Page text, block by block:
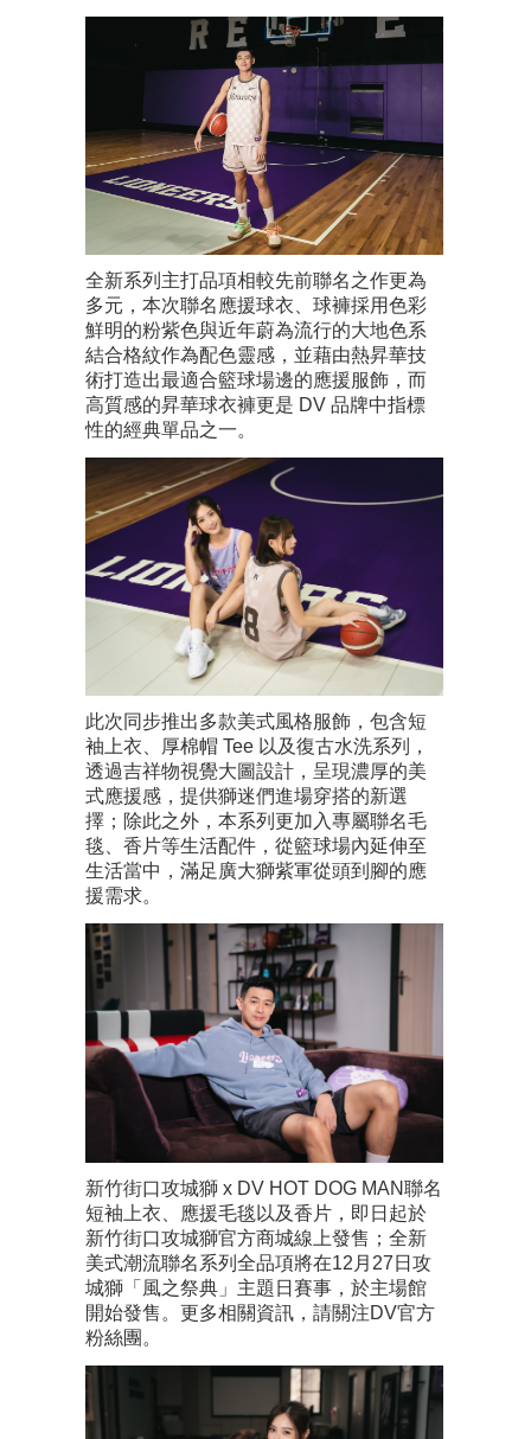
全新系列主打品項相較先前聯名之作更為
多元，本次聯名應援球衣、球褲採用色彩
鮮明的粉紫色與近年蔚為流行的大地色系
結合格紋作為配色靈感，並藉由熱昇華技
術打造出最適合籃球場邊的應援服飾，而
高質感的昇華球衣褲更是 DV 品牌中指標
性的經典單品之一。
此次同步推出多款美式風格服飾，包含短
袖上衣、厚棉帽 Tee 以及復古水洗系列，
透過吉祥物視覺大圖設計，呈現濃厚的美
式應援感，提供獅迷們進場穿搭的新選
擇；除此之外，本系列更加入專屬聯名毛
毯、香片等生活配件，從籃球場內延伸至
生活當中，滿足廣大獅紫軍從頭到腳的應
援需求。
新竹街口攻城獅 x DV HOT DOG MAN聯名
短袖上衣、應援毛毯以及香片，即日起於
新竹街口攻城獅官方商城線上發售；全新
美式潮流聯名系列全品項將在12月27日攻
城獅「風之祭典」主題日賽事，於主場館
開始發售。更多相關資訊，請關注DV官方
粉絲團。